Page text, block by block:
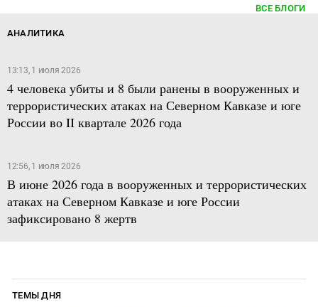
ВСЕ БЛОГИ
АНАЛИТИКА
13:13, 1 июля 2026
4 человека убиты и 8 были ранены в вооруженных и
террористических атаках на Северном Кавказе и юге
России во II квартале 2026 года
12:56, 1 июля 2026
В июне 2026 года в вооруженных и террористических
атаках на Северном Кавказе и юге России
зафиксировано 8 жертв
ТЕМЫ ДНЯ